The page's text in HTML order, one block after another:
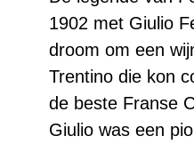
aantal
1902 met Giulio
droom om een
Trentino die kon
de beste Franse
Giulio was een